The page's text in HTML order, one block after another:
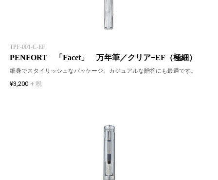
TPF-001-C-EF
PENFORT 「Facet」 万年筆／クリア−EF（極細）
細身でスタイリッシュなパッケージ。カジュアルな贈答にも最適です。
¥3,200 + 税